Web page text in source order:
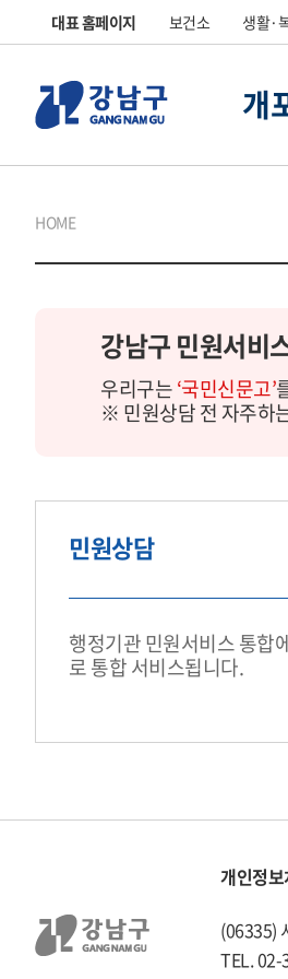
대표 홈페이지 보건소 생활·
개
HOME
강남구 민원서비
우리구는‘국민신문고’
※ 민원상담 전 자주하
민원상담
행정기관 민원서비스 통합
로 통합 서비스됩니다.
개인정
(06335)
TEL.